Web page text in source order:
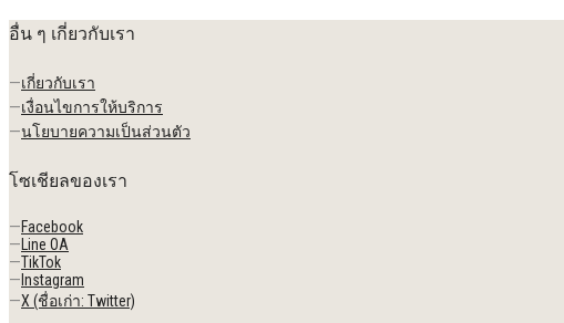
อื่น ๆ เกี่ยวกับเรา
—เกี่ยวกับเรา
—เงื่อนไขการให้บริการ
—นโยบายความเป็นส่วนตัว
โซเชียลของเรา
—Facebook
—Line OA
—TikTok
— Instagram
—X (ชื่อเก่า: Twitter)